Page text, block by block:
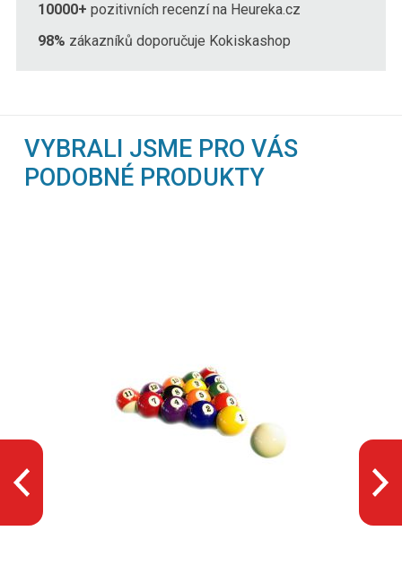
10000+ pozitivních recenzí na Heureka.cz
98% zákazníků doporučuje Kokiskashop
VYBRALI JSME PRO VÁS
PODOBNÉ PRODUKTY